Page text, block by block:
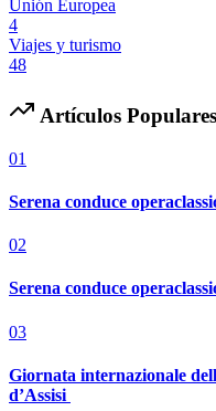
Unión Europea
4
Viajes y turismo
48
Artículos Populares
01
Serena conduce
02
Serena conduce
03
Giornata internazionale
d’Assisi